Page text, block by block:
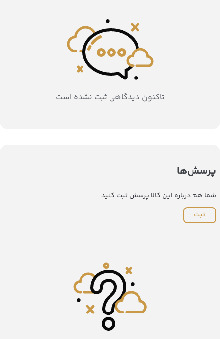
تاکنون دیدگاهی ثبت نشده است
پرسش‌ها
شما هم درباره این کالا پرسش ثبت کنید
ثبت